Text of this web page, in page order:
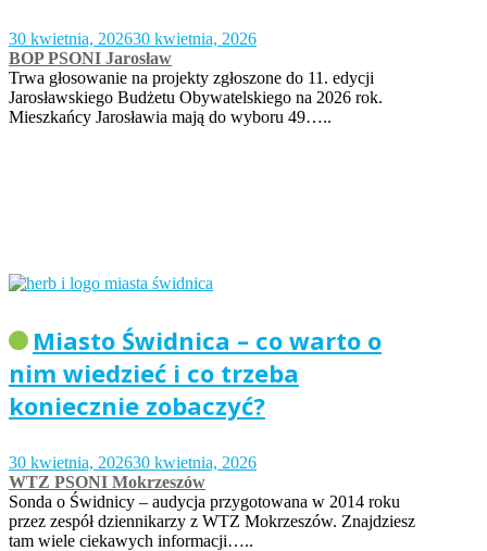
30 kwietnia, 202630 kwietnia, 2026
BOP PSONI Jarosław
Trwa głosowanie na projekty zgłoszone do 11. edycji
Jarosławskiego Budżetu Obywatelskiego na 2026 rok.
Mieszkańcy Jarosławia mają do wyboru 49…..
Miasto Świdnica – co warto o
nim wiedzieć i co trzeba
koniecznie zobaczyć?
30 kwietnia, 202630 kwietnia, 2026
WTZ PSONI Mokrzeszów
Sonda o Świdnicy – audycja przygotowana w 2014 roku
przez zespół dziennikarzy z WTZ Mokrzeszów. Znajdziesz
tam wiele ciekawych informacji…..